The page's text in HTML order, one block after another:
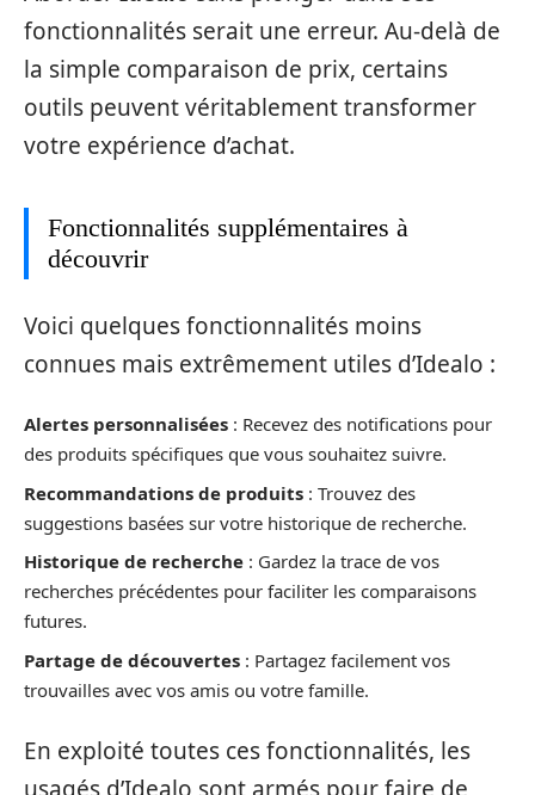
fonctionnalités serait une erreur. Au-delà de
la simple comparaison de prix, certains
outils peuvent véritablement transformer
votre expérience d’achat.
Fonctionnalités supplémentaires à
découvrir
Voici quelques fonctionnalités moins
connues mais extrêmement utiles d’Idealo :
Alertes personnalisées : Recevez des notifications pour
des produits spécifiques que vous souhaitez suivre.
Recommandations de produits : Trouvez des
suggestions basées sur votre historique de recherche.
Historique de recherche : Gardez la trace de vos
recherches précédentes pour faciliter les comparaisons
futures.
Partage de découvertes : Partagez facilement vos
trouvailles avec vos amis ou votre famille.
En exploité toutes ces fonctionnalités, les